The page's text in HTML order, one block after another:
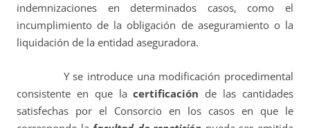
indemnizaciones en determinados casos, como el
incumplimiento de la obligación de aseguramiento o la
liquidación de la entidad aseguradora.
Y se introduce una modificación procedimental
consistente en que lacertificación de las cantidades
satisfechas por el Consorcio en los casos en que le